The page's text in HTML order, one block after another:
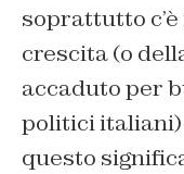
soprattutto
crescita (o
accaduto per
politici italiani)
questo